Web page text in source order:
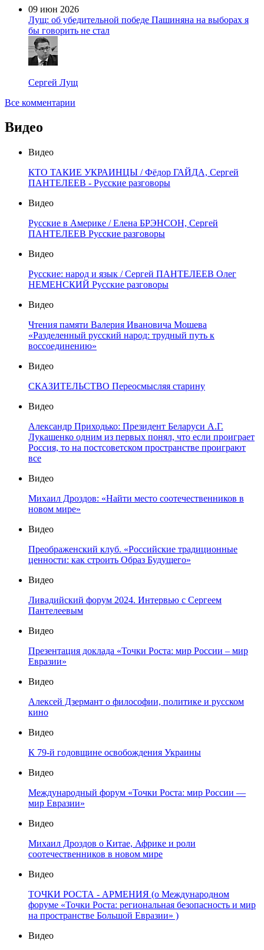
09 июн 2026
Лущ: об убедительной победе Пашиняна на выборах я
бы говорить не стал
Сергей Лущ
Все комментарии
Видео
Видео
КТО ТАКИЕ УКРАИНЦЫ / Фёдор ГАЙДА, Сергей
ПАНТЕЛЕЕВ - Русские разговоры
Видео
Русские в Америке / Елена БРЭНСОН, Сергей
ПАНТЕЛЕЕВ Русские разговоры
Видео
Русские: народ и язык / Сергей ПАНТЕЛЕЕВ Олег
НЕМЕНСКИЙ Русские разговоры
Видео
Чтения памяти Валерия Ивановича Мошева
«Разделенный русский народ: трудный путь к
воссоединению»
Видео
СКАЗИТЕЛЬСТВО Переосмысляя старину
Видео
Александр Приходько: Президент Беларуси А.Г.
Лукашенко одним из первых понял, что если проиграет
Россия, то на постсоветском пространстве проиграют
все
Видео
Михаил Дроздов: «Найти место соотечественников в
новом мире»
Видео
Преображенский клуб. «Российские традиционные
ценности: как строить Образ Будущего»
Видео
Ливадийский форум 2024. Интервью с Сергеем
Пантелеевым
Видео
Презентация доклада «Точки Роста: мир России – мир
Евразии»
Видео
Алексей Дзермант о философии, политике и русском
кино
Видео
К 79-й годовщине освобождения Украины
Видео
Международный форум «Точки Роста: мир России —
мир Евразии»
Видео
Михаил Дроздов о Китае, Африке и роли
соотечественников в новом мире
Видео
ТОЧКИ РОСТА - АРМЕНИЯ (о Международном
форуме «Точки Роста: региональная безопасность и мир
на пространстве Большой Евразии» )
Видео